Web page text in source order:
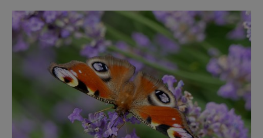
Videó
Ellensúly
Kapcsolat
Adatkezelés